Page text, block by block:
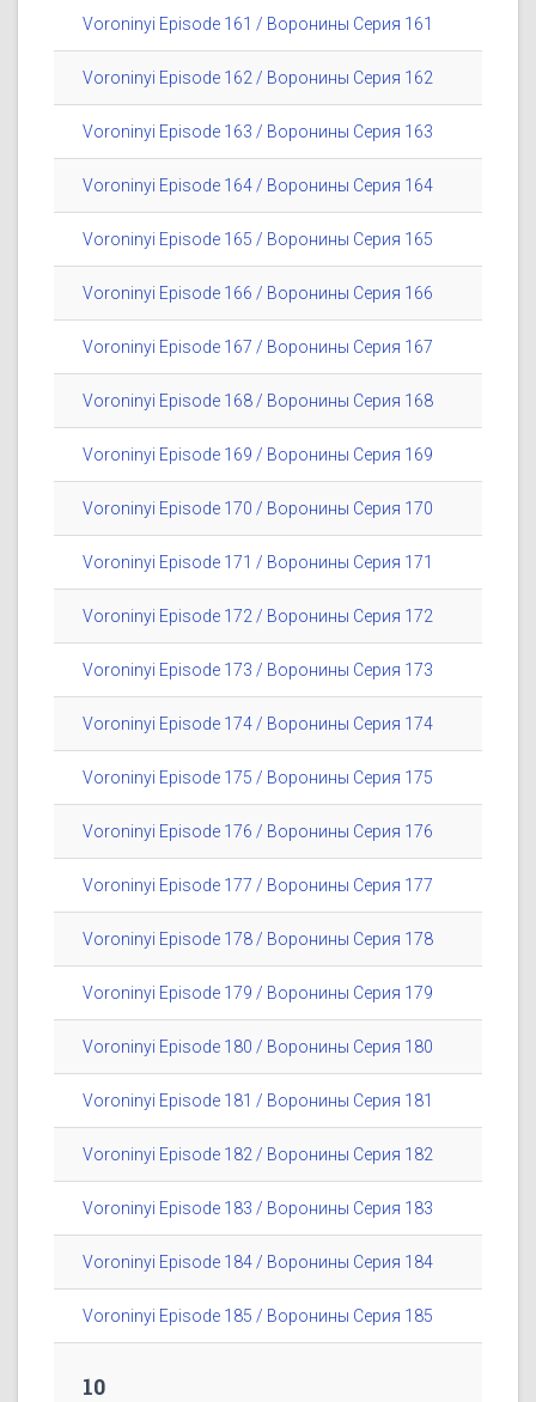
Voroninyi Episode 161 / Воронины Серия 161
Voroninyi Episode 162 / Воронины Серия 162
Voroninyi Episode 163 / Воронины Серия 163
Voroninyi Episode 164 / Воронины Серия 164
Voroninyi Episode 165 / Воронины Серия 165
Voroninyi Episode 166 / Воронины Серия 166
Voroninyi Episode 167 / Воронины Серия 167
Voroninyi Episode 168 / Воронины Серия 168
Voroninyi Episode 169 / Воронины Серия 169
Voroninyi Episode 170 / Воронины Серия 170
Voroninyi Episode 171 / Воронины Серия 171
Voroninyi Episode 172 / Воронины Серия 172
Voroninyi Episode 173 / Воронины Серия 173
Voroninyi Episode 174 / Воронины Серия 174
Voroninyi Episode 175 / Воронины Серия 175
Voroninyi Episode 176 / Воронины Серия 176
Voroninyi Episode 177 / Воронины Серия 177
Voroninyi Episode 178 / Воронины Серия 178
Voroninyi Episode 179 / Воронины Серия 179
Voroninyi Episode 180 / Воронины Серия 180
Voroninyi Episode 181 / Воронины Серия 181
Voroninyi Episode 182 / Воронины Серия 182
Voroninyi Episode 183 / Воронины Серия 183
Voroninyi Episode 184 / Воронины Серия 184
Voroninyi Episode 185 / Воронины Серия 185
10